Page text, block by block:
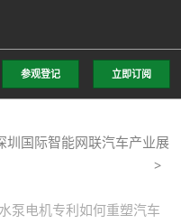
参观登记 立即订阅
国际智能网联汽车产业展
泵电机专利如何重塑汽车